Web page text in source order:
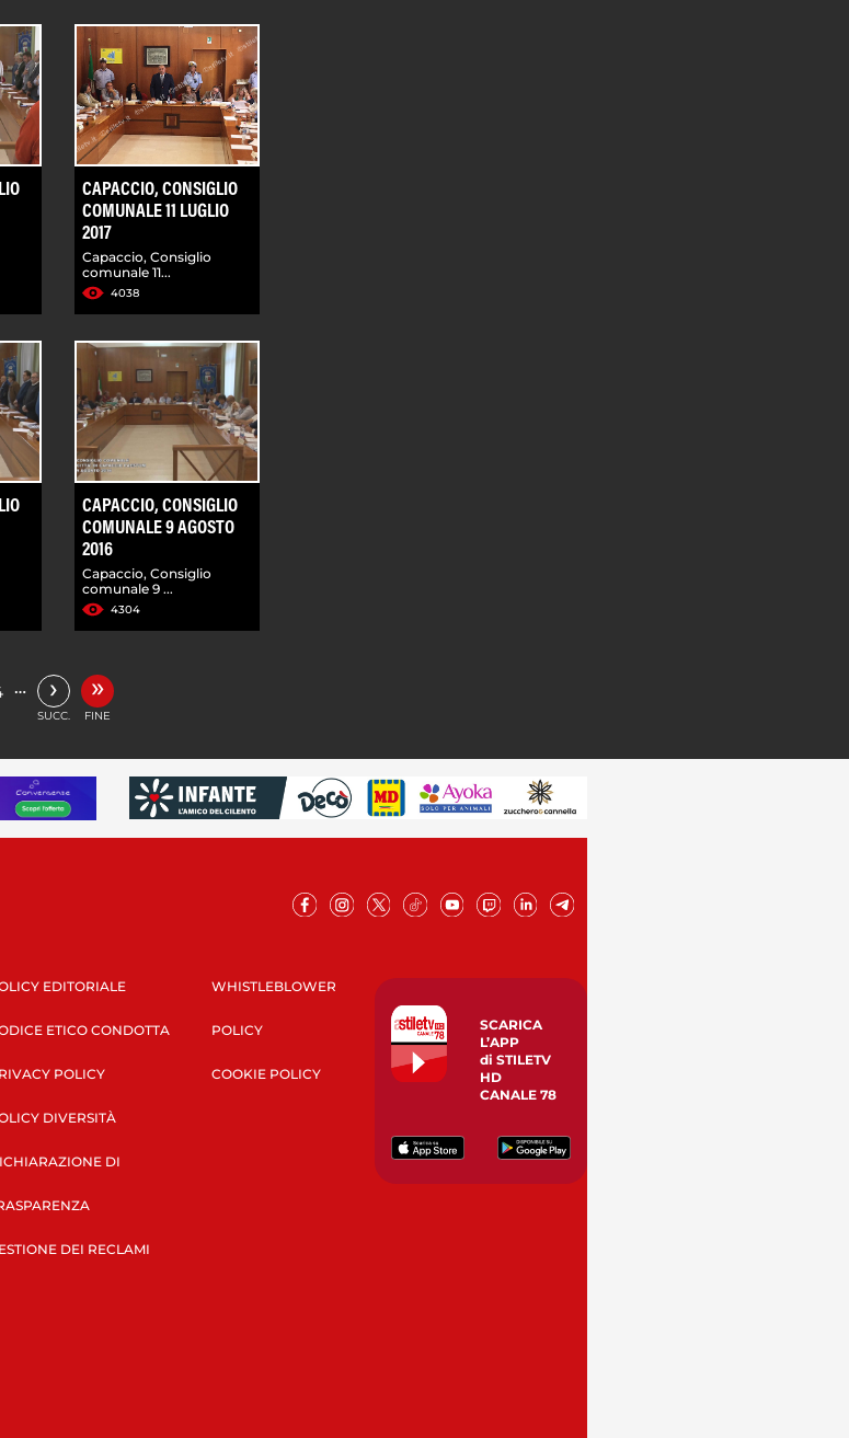
CAPACCIO, CONSIGLIO
COMUNALE 11 LUGLIO
2017
Capaccio, Consiglio
comunale 11...
4038
CAPACCIO, CONSIGLIO
COMUNALE 9 AGOSTO
2016
Capaccio, Consiglio
comunale 9 ...
4304
… ›
SUCC.
»
FINE
EDITORIALE
ETICO CONDOTTA
POLICY
DIVERSITÀ
DI
DEI RECLAMI
WHISTLEBLOWER
POLICY
COOKIE POLICY
SCARICA
L’APP
di STILETV
HD
CANALE 78